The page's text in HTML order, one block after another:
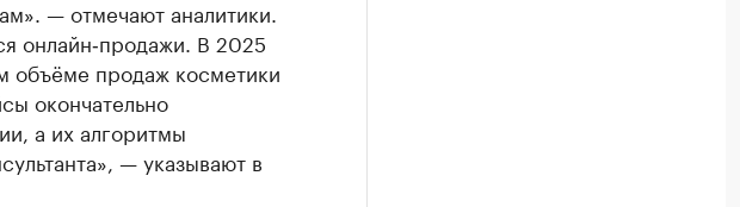
— отмечают аналитики.
онлайн‑продажи. В 2025
объёме продаж косметики
окончательно
а их алгоритмы
— указывают в